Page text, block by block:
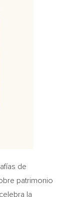
de
patrimonio
la